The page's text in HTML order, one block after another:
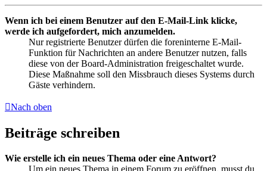
Wenn ich bei einem Benutzer auf den E-Mail-Link klicke,
werde ich aufgefordert, mich anzumelden.
Nur registrierte Benutzer dürfen die foreninterne E-Mail-
Funktion für Nachrichten an andere Benutzer nutzen, falls
diese von der Board-Administration freigeschaltet wurde.
Diese Maßnahme soll den Missbrauch dieses Systems durch
Gäste verhindern.
Nach oben
Beiträge schreiben
Wie erstelle ich ein neues Thema oder eine Antwort?